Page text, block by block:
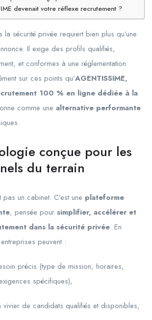
devenait votre réflexe recrutement ?
la sécurité privée requiert bien plus qu’une
Il exige des profils qualifiés,
et conformes à une réglementation
sur ces points qu’AGENTISSIME,
100 % en ligne dédiée à la
comme une alternative performante
conçue pour les
du terrain
pas un cabinet. C’est une plateforme
, pensée pour simplifier, accélérer et
dans la sécurité privée. En
peuvent :
précis (type de mission, horaires,
spécifiques),
vivier de candidats qualifiés et disponibles,